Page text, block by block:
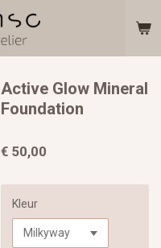
Active Glow Mineral
Foundation
€ 50,00
Kleur